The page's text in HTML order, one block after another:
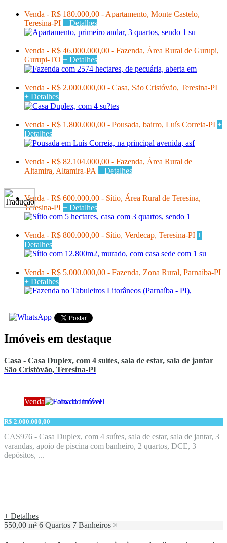
Venda - R$ 180.000,00 - Apartamento, Monte Castelo,
Teresina-PI + Detalhes
Venda - R$ 46.000.000,00 - Fazenda, Área Rural de Gurupi,
Gurupi-TO + Detalhes
Venda - R$ 2.000.000,00 - Casa, São Cristóvão, Teresina-PI
+ Detalhes
Venda - R$ 1.800.000,00 - Pousada, bairro, Luís Correia-PI +
Detalhes
Venda - R$ 82.104.000,00 - Fazenda, Área Rural de
Altamira, Altamira-PA + Detalhes
Venda - R$ 600.000,00 - Sítio, Área Rural de Teresina,
Teresina-PI + Detalhes
Venda - R$ 800.000,00 - Sítio, Verdecap, Teresina-PI +
Detalhes
Venda - R$ 5.000.000,00 - Fazenda, Zona Rural, Parnaíba-PI
+ Detalhes
Imóveis em destaque
Casa - Casa Duplex, com 4 suítes, sala de estar, sala de jantar
São Cristóvão, Teresina-PI
Venda
R$ 2.000.000,00
CAS976 - Casa Duplex, com 4 suítes, sala de estar, sala de jantar, 3
varandas, apoio de piscina com banheiro, 2 quartos, DCE, 3
depósitos, ...
+ Detalhes
550,00 m² 6 Quartos 7 Banheiros ×